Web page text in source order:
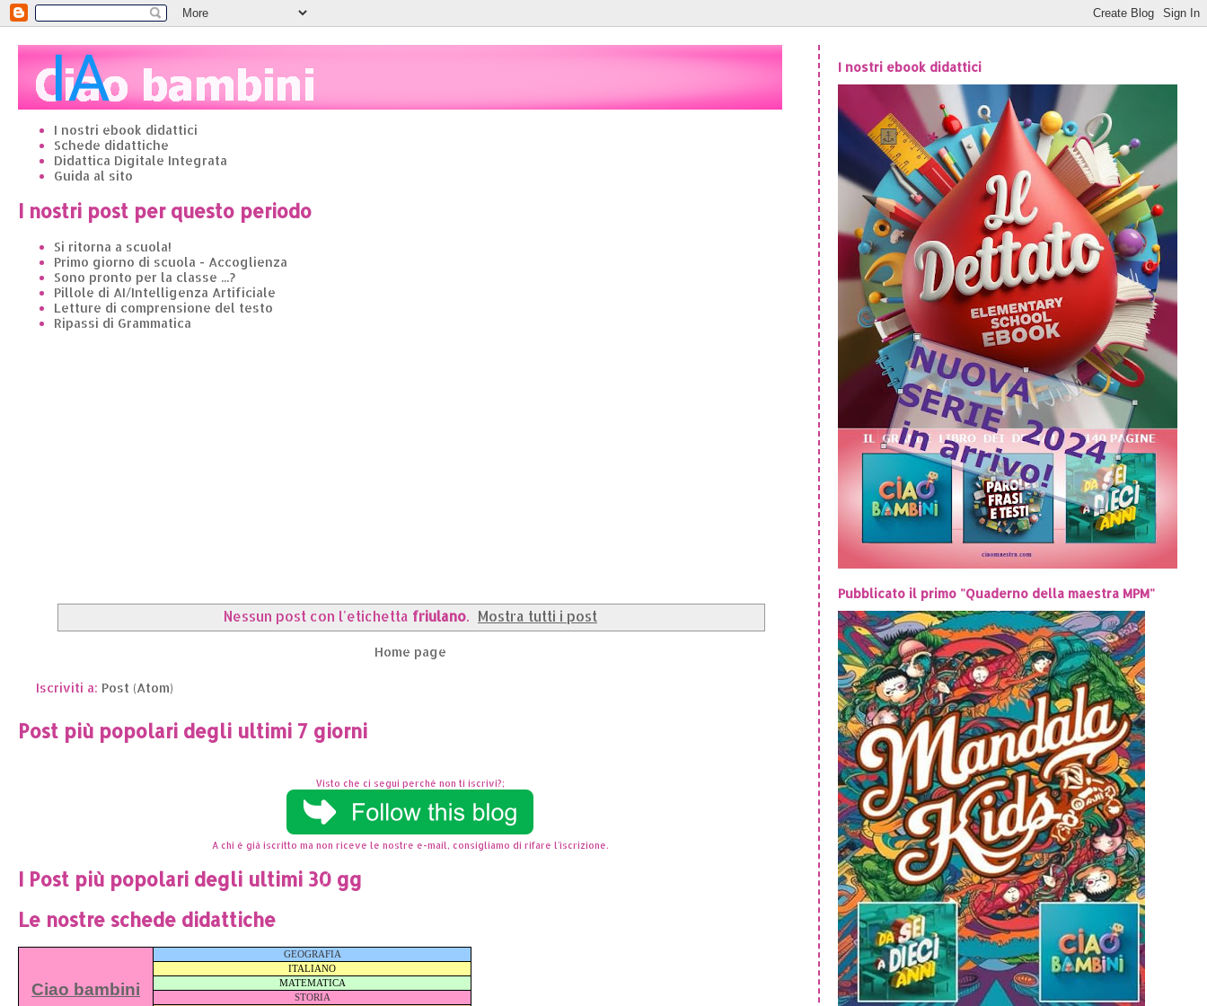
I nostri ebook didattici
Schede didattiche
Didattica Digitale Integrata
Guida al sito
I nostri post per questo periodo
Si ritorna a scuola!
Primo giorno di scuola - Accoglienza
Sono pronto per la classe ...?
Pillole di AI/Intelligenza Artificiale
Letture di comprensione del testo
Ripassi di Grammatica
Nessun post con l'etichetta friulano. Mostra tutti i post
Home page
Iscriviti a: Post (Atom)
Post più popolari degli ultimi 7 giorni
Visto che ci segui perchè non ti iscrivi?;
A chi è già iscritto ma non riceve le nostre e-mail, consigliamo di rifare l'iscrizione.
I Post più popolari degli ultimi 30 gg
Le nostre schede didattiche
Ciao bambini
GEOGRAFIA
ITALIANO
MATEMATICA
STORIA
I nostri ebook didattici
Pubblicato il primo "Quaderno della maestra MPM"